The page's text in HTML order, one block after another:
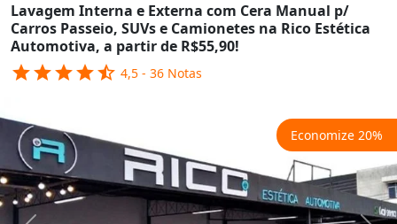
Lavagem Interna e Externa com Cera Manual p/
Carros Passeio, SUVs e Camionetes na Rico Estética
Automotiva, a partir de R$55,90!
starstarstarstarstar_half 4,5 - 36 Notas
Economize 20%